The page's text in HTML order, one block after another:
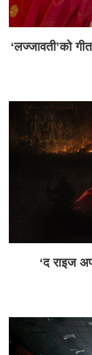
‘लज्जावती’को
‘द राइज